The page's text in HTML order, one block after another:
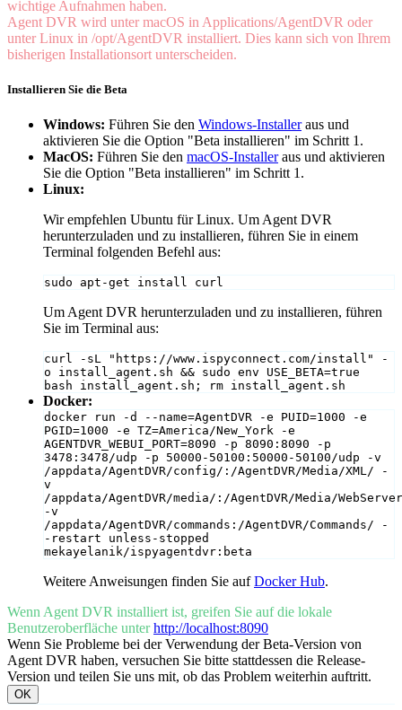
wichtige Aufnahmen haben.
Agent DVR wird unter macOS in Applications/AgentDVR oder
unter Linux in /opt/AgentDVR installiert. Dies kann sich von Ihrem
bisherigen Installationsort unterscheiden.
Installieren Sie die Beta
Windows: Führen Sie den Windows-Installeraus und
aktivieren Sie die Option "Beta installieren" im Schritt 1.
MacOS: Führen Sie den macOS-Installeraus und aktivieren
Sie die Option "Beta installieren" im Schritt 1.
Linux:
Wir empfehlen Ubuntu für Linux. Um Agent DVR
herunterzuladen und zu installieren, führen Sie in einem
Terminal folgenden Befehl aus:
sudo apt-get install curl
Um Agent DVR herunterzuladen und zu installieren, führen
Sie im Terminal aus:
curl -sL "https://www.ispyconnect.com/install" -
o install_agent.sh && sudo env USE_BETA=true
bash install_agent.sh; rm install_agent.sh
Docker:
docker run -d --name=AgentDVR -e PUID=1000 -e
PGID=1000 -e TZ=America/New_York -e
AGENTDVR_WEBUI_PORT=8090 -p 8090:8090 -p
3478:3478/udp -p 50000-50100:50000-50100/udp -v
/appdata/AgentDVR/config/:/AgentDVR/Media/XML/ -
v
/appdata/AgentDVR/media/:/AgentDVR/Media/
-v
/appdata/AgentDVR/commands:/AgentDVR/Commands/ -
-restart unless-stopped
mekayelanik/ispyagentdvr:beta
Weitere Anweisungen finden Sie aufDocker Hub.
Wenn Agent DVR installiert ist, greifen Sie auf die lokale
Benutzeroberfläche unterhttp://localhost:8090
Wenn Sie Probleme bei der Verwendung der Beta-Version von
Agent DVR haben, versuchen Sie bitte stattdessen die Release-
Version und teilen Sie uns mit, ob das Problem weiterhin auftritt.
OK